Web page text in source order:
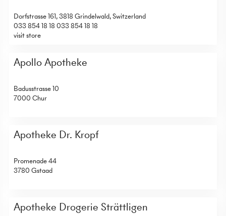
Dorfstrasse 161, 3818 Grindelwald, Switzerland
033 854 18 18 033 854 18 18
visit store
Apollo Apotheke
Badusstrasse 10
7000 Chur
Apotheke Dr. Kropf
Promenade 44
3780 Gstaad
Apotheke Drogerie Strättligen